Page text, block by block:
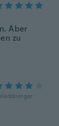
Aber
zu